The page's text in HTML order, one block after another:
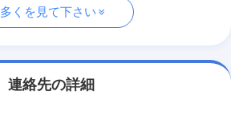
多くを見て下さい
連絡先の詳細